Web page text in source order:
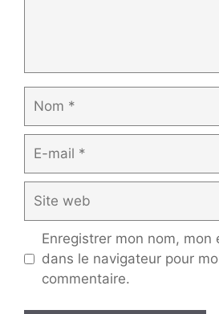
mail
web
Enregistrer mon nom,
dans le navigateur pour
commentaire.